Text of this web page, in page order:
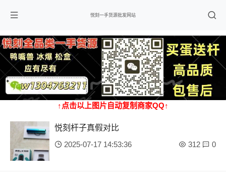
悦刻一手货源批发网站
↑点击以上图片自动复制商家QQ↑
悦刻杆子真假对比
2025-07-17 14:53:36
312 0